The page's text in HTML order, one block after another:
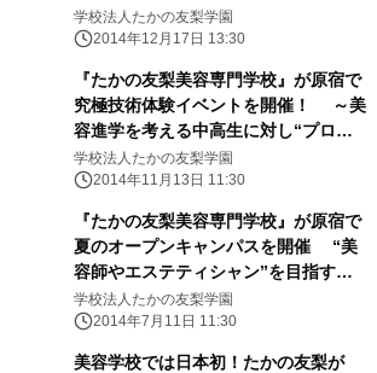
催！ ～ものまねメイクの神“ざわち
ん”と美容師の神“野沢道生”がコラボ
学校法人たかの友梨学園
2014年12月17日 13:30
『たかの友梨美容専門学校』が原宿で
究極技術体験イベントを開催！ ～美
容進学を考える中高生に対し“プロの
先生から究極美容技術” を体験でき
る！～
学校法人たかの友梨学園
2014年11月13日 11:30
『たかの友梨美容専門学校』が原宿で
夏のオープンキャンパスを開催 “美
容師やエステティシャン”を目指す高
校生に7月22日から学校を開放
学校法人たかの友梨学園
2014年7月11日 11:30
美容学校では日本初！たかの友梨が